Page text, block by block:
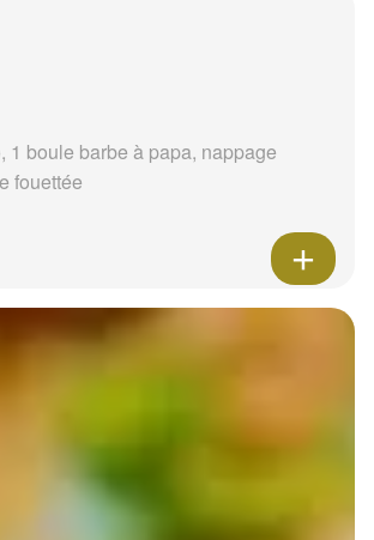
1 boule barbe à papa, nappage
fouettée